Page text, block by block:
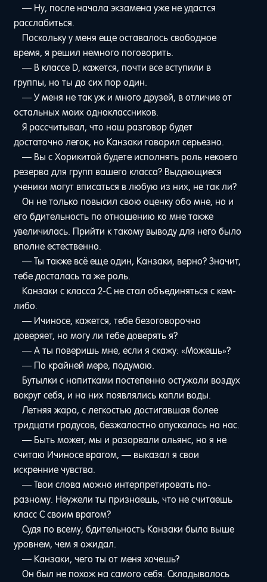
— Ну, после начала экзамена уже не удастся
расслабиться.
Поскольку у меня еще оставалось свободное
время, я решил немного поговорить.
— В классе D, кажется, почти все вступили в
группы, но ты до сих пор один.
— У меня не так уж и много друзей, в отличие от
остальных моих одноклассников.
Я рассчитывал, что наш разговор будет
достаточно легок, но Канзаки говорил серьезно.
— Вы с Хорикитой будете исполнять роль некоего
резерва для групп вашего класса? Выдающиеся
ученики могут вписаться в любую из них, не так ли?
Он не только повысил свою оценку обо мне, но и
его бдительность по отношению ко мне также
увеличилась. Прийти к такому выводу для него было
вполне естественно.
— Ты также всё еще один, Канзаки, верно? Значит,
тебе досталась та же роль.
Канзаки с класса 2-C не стал объединяться с кем-
либо.
— Ичиносе, кажется, тебе безоговорочно
доверяет, но могу ли тебе доверять я?
— А ты поверишь мне, если я скажу: «Можешь»?
— По крайней мере, подумаю.
Бутылки с напитками постепенно остужали воздух
вокруг себя, и на них появлялись капли воды.
Летняя жара, с легкостью достигавшая более
тридцати градусов, безжалостно опускалась на нас.
— Быть может, мы и разорвали альянс, но я не
считаю Ичиносе врагом, — выказал я свои
искренние чувства.
— Твои слова можно интерпретировать по-
разному. Неужели ты признаешь, что не считаешь
класс C своим врагом?
Судя по всему, бдительность Канзаки была выше
уровнем, чем я ожидал.
— Канзаки, чего ты от меня хочешь?
Он был не похож на самого себя. Складывалось